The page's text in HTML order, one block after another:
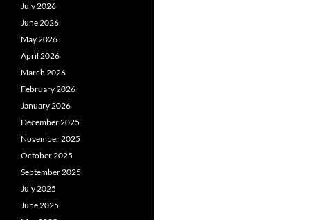
July 2026
June 2026
May 2026
April 2026
March 2026
February 2026
January 2026
December 2025
November 2025
October 2025
September 2025
July 2025
June 2025